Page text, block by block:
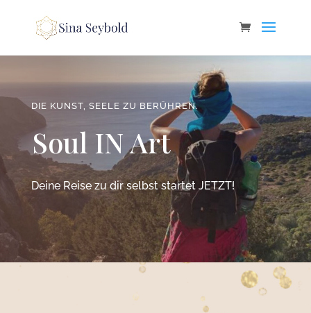
DIE KUNST, SEELE ZU BERÜHREN.
Soul IN Art
Deine Reise zu dir selbst startet JETZT!